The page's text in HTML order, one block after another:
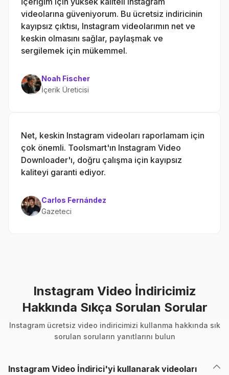
videolarına güveniyorum. Bu ücretsiz indiricinin
kayıpsız çıktısı, Instagram videolarımın net ve
keskin olmasını sağlar, paylaşmak ve
sergilemek için mükemmel.
Noah Fischer
İçerik Üreticisi
Net, keskin Instagram videoları raporlamam için
çok önemli. Toolsmart'ın Instagram Video
Downloader'ı, doğru çalışma için kayıpsız
kaliteyi garanti ediyor.
Carlos Fernández
Gazeteci
Instagram Video İndiricimiz
Hakkında Sıkça Sorulan Sorular
Instagram ücretsiz video indiricimizi kullanma hakkında sık
sorulan soruların yanıtlarını bulun
Instagram Video İndirici'yi kullanarak videoları